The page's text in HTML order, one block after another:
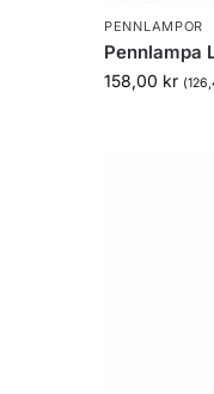
PENNLAMPOR
Pennlampa
158,00 kr (